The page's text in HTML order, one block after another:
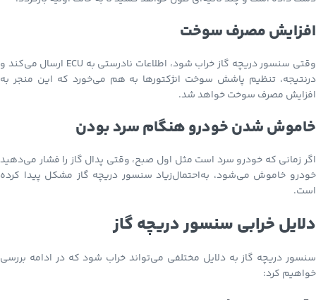
افزایش مصرف سوخت
وقتی سنسور دریچه گاز خراب شود، اطلاعات نادرستی به ECU ارسال می‌کند و
درنتیجه، تنظیم پاشش سوخت انژکتورها به هم می‌خورد که این منجر به
افزایش مصرف سوخت خواهد شد.
خاموش شدن خودرو هنگام سرد بودن
اگر زمانی که خودرو سرد است مثل اول صبح، وقتی پدال گاز را فشار می‌دهید
خودرو خاموش می‌شود، به‌احتمال‌زیاد سنسور دریچه گاز مشکل پیدا کرده
است.
دلایل خرابی سنسور دریچه گاز
سنسور دریچه گاز به دلایل مختلفی می‌تواند خراب شود که در ادامه بررسی
خواهیم کرد: